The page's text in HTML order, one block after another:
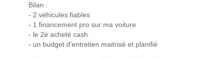
Bilan :
- 2 véhicules fiables
- 1 financement pro sur ma voiture
- le 2è acheté cash
- un budget d'entretien maitrisé et planifié